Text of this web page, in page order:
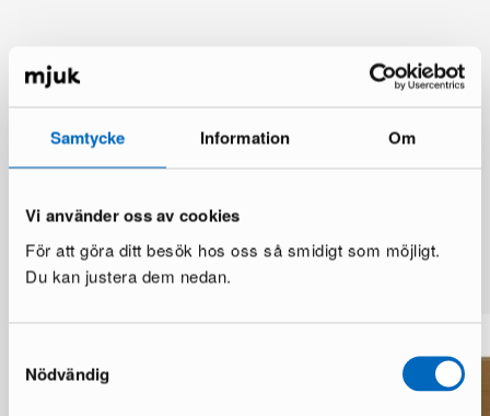
Samtycke Information Om
Vi använder oss av cookies
För att göra ditt besök hos oss så smidigt som möjligt.
Du kan justera dem nedan.
Nödvändig
Mer från samma märke